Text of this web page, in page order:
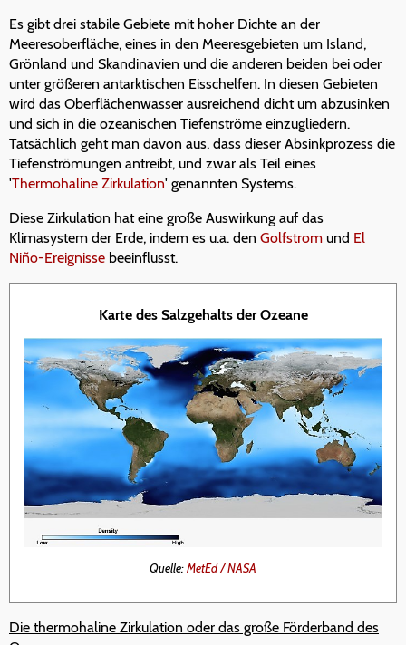
Es gibt drei stabile Gebiete mit hoher Dichte an der
Meeresoberfläche, eines in den Meeresgebieten um Island,
Grönland und Skandinavien und die anderen beiden bei oder
unter größeren antarktischen Eisschelfen. In diesen Gebieten
wird das Oberflächenwasser ausreichend dicht um abzusinken
und sich in die ozeanischen Tiefenströme einzugliedern.
Tatsächlich geht man davon aus, dass dieser Absinkprozess die
Tiefenströmungen antreibt, und zwar als Teil eines
'Thermohaline Zirkulation' genannten Systems.
Diese Zirkulation hat eine große Auswirkung auf das
Klimasystem der Erde, indem es u.a. den Golfstrom und El
Niño-Ereignisse beeinflusst.
Karte des Salzgehalts der Ozeane
Quelle:MetEd / NASA
Die thermohaline Zirkulation oder das große Förderband des